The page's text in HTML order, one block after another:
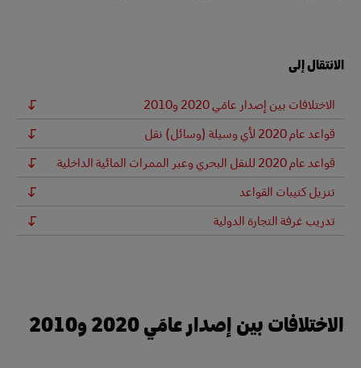
الانتقال إلى
الاختلافات بين إصدار عامَي 2020 و2010
قواعد عام 2020 لأي وسيلة (وسائل) نقل
قواعد عام 2020 للنقل البحري وعبر الممرات المائية الداخلية
تنزيل كتيبات القواعد
تدريب غرفة التجارة الدولية
الاختلافات بين إصدار عامَي 2020 و2010